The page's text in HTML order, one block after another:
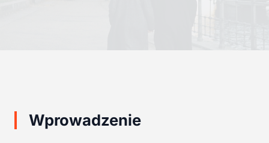
Wprowadzenie